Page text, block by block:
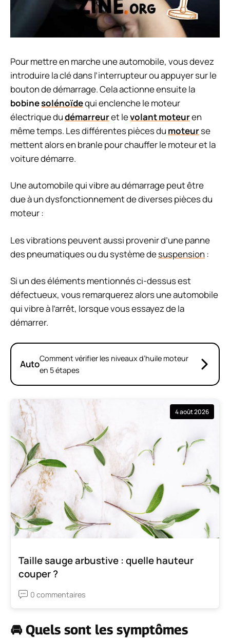
Pour mettre en marche une automobile, vous devez
introduire la clé dans l’interrupteur ou appuyer sur le
bouton de démarrage. Cela actionne ensuite la
bobinesolénoïdequi enclenche le moteur
électrique dudémarreuret levolant moteuren
même temps. Les différentes pièces du moteurse
mettent alors en branle pour chauffer le moteur et la
voiture démarre.
Une automobile qui vibre au démarrage peut être
due à un dysfonctionnement de diverses pièces du
moteur :
Les vibrations peuvent aussi provenir d’une panne
des pneumatiques ou du système desuspension :
Si un des éléments mentionnés ci-dessus est
défectueux, vous remarquerez alors une automobile
qui vibre à l’arrêt, lorsque vous essayez de la
démarrer.
AutoComment vérifier les niveaux d’huile moteur
en 5 étapes
4 août 2026
Taille sauge arbustive : quelle hauteur
couper ?
0 commentaires
🚘 Quels sont les symptômes